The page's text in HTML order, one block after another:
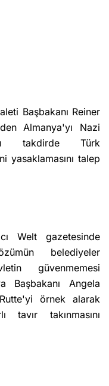
Başbakanı Reiner
Almanya'yı Nazi
takdirde Türk
yasaklamasını talep
Welt gazetesinde
belediyeler
güvenmemesi
Başbakanı Angela
örnek alarak
takınmasını